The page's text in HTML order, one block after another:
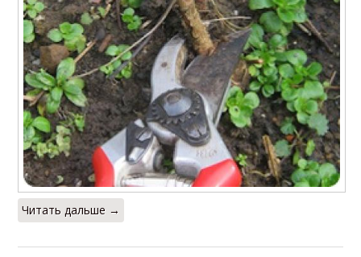
Читать дальше →